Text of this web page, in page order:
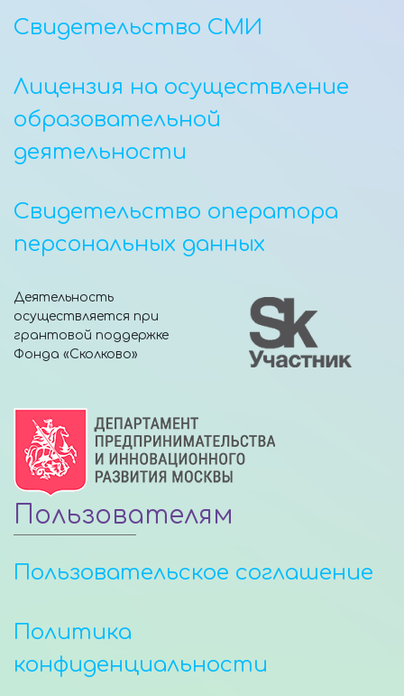
Свидетельство СМИ
Лицензия на осуществление
образовательной
деятельности
Свидетельство оператора
персональных данных
Деятельность
осуществляется при
грантовой поддержке
Фонда «Сколково»
Пользователям
Пользовательское соглашение
Политика
конфиденциальности